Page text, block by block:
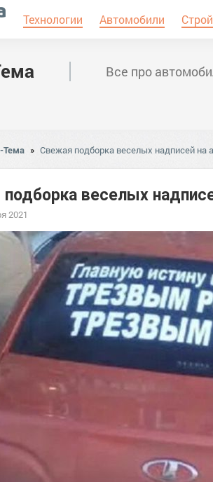
Технологии Автомобили
Все про
Тема » Свежая подборка веселых надписей на
веселых
2021